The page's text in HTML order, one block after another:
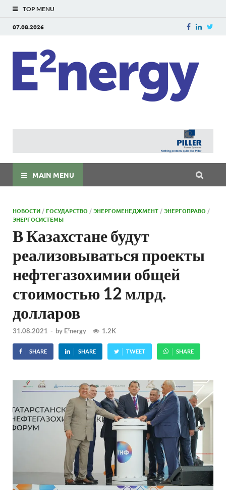
TOP MENU
07.08.2026
MAIN MENU
НОВОСТИ /ГОСУДАРСТВО /ЭНЕРГОМЕНЕДЖМЕНТ /ЭНЕРГОПРАВО /
ЭНЕРГОСИСТЕМЫ
В Казахстане будут
реализовываться проекты
нефтегазохимии общей
стоимостью 12 млрд.
долларов
31.08.2021 - by E²nergy 1.2K
SHARE SHARE TWEET SHARE